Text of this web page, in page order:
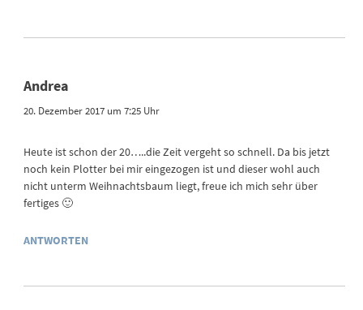
Andrea
20. Dezember 2017 um 7:25 Uhr
Heute ist schon der 20…..die Zeit vergeht so schnell. Da bis jetzt
noch kein Plotter bei mir eingezogen ist und dieser wohl auch
nicht unterm Weihnachtsbaum liegt, freue ich mich sehr über
fertiges 🙂
ANTWORTEN